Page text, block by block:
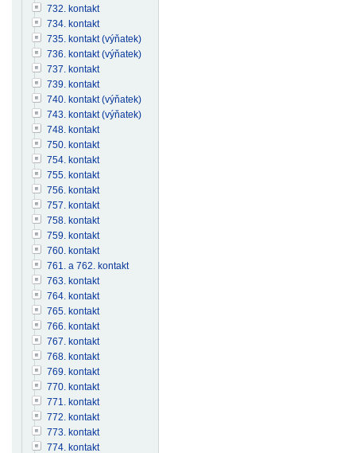
732. kontakt
734. kontakt
735. kontakt (výňatek)
736. kontakt (výňatek)
737. kontakt
739. kontakt
740. kontakt (výňatek)
743. kontakt (výňatek)
748. kontakt
750. kontakt
754. kontakt
755. kontakt
756. kontakt
757. kontakt
758. kontakt
759. kontakt
760. kontakt
761. a 762. kontakt
763. kontakt
764. kontakt
765. kontakt
766. kontakt
767. kontakt
768. kontakt
769. kontakt
770. kontakt
771. kontakt
772. kontakt
773. kontakt
774. kontakt